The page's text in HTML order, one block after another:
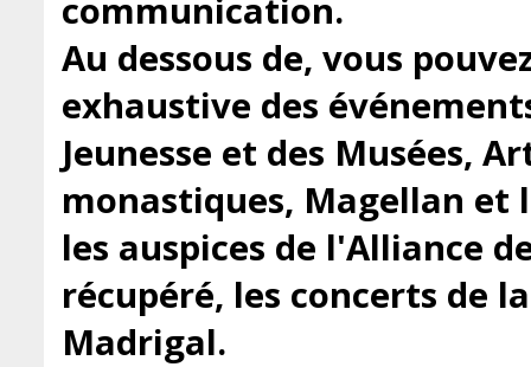
communication.
Au dessous de, vous
exhaustive des
Jeunesse et des Musées,
monastiques, Magellan et
les auspices de l'Alliance
récupéré, les concerts de
Madrigal.